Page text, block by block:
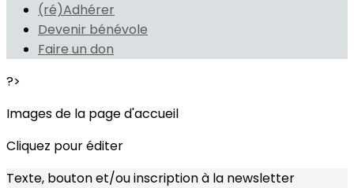
(ré)Adhérer
Devenir bénévole
Faire un don
?>
Images de la page d'accueil
Cliquez pour éditer
Texte, bouton et/ou inscription à la newsletter